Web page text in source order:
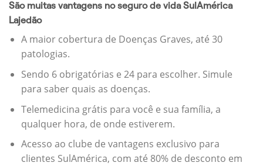
São muitas vantagens no seguro de vida SulAmérica
Lajedão
A maior cobertura de Doenças Graves, até 30
patologias.
Sendo 6 obrigatórias e 24 para escolher. Simule
para saber quais as doenças.
Telemedicina grátis para você e sua família, a
qualquer hora, de onde estiverem.
Acesso ao clube de vantagens exclusivo para
clientes SulAmérica, com até 80% de desconto em